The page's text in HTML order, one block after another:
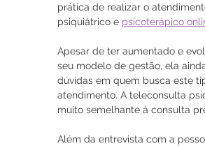
prática de realizar o
psiquiátrico e psicoterápico
Apesar de ter aumentado e
seu modelo de gestão, ela
dúvidas em quem busca este
atendimento. A teleconsulta
muito semelhante à consulta
Além da entrevista com a